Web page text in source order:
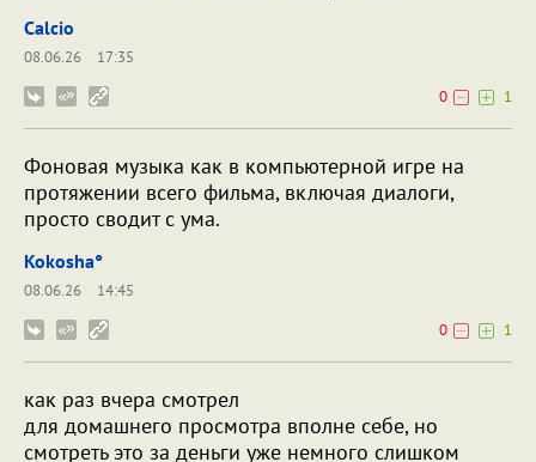
Calcio
08.06.26
17:35
0
1
Фоновая музыка как в компьютерной игре на
протяжении всего фильма, включая диалоги,
просто сводит с ума.
Kokosha°
08.06.26
14:45
0
1
как раз вчера смотрел
для домашнего просмотра вполне себе, но
смотреть это за деньги уже немного слишком